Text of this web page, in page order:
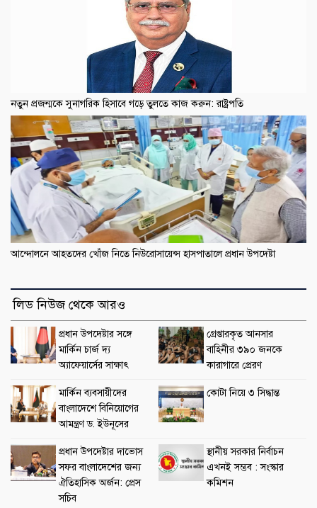
নতুন প্রজন্মকে সুনাগরিক হিসাবে গড়ে তুলতে কাজ করুন: রাষ্ট্রপতি
আন্দোলনে আহতদের খোঁজ নিতে নিউরোসায়েন্স হাসপাতালে প্রধান উপদেষ্টা
লিড নিউজ থেকে আরও
প্রধান উপদেষ্টার সঙ্গে
মার্কিন চার্জ দ্য
অ্যাফেয়ার্সের সাক্ষাৎ
গ্রেপ্তারকৃত আনসার
বাহিনীর ৩৯০ জনকে
কারাগারে প্রেরণ
মার্কিন ব্যবসায়ীদের
বাংলাদেশে বিনিয়োগের
আমন্ত্রণ ড. ইউনূসের
কোটা নিয়ে ৩ সিদ্ধান্ত
প্রধান উপদেষ্টার দাভোস
সফর বাংলাদেশের জন্য
ঐতিহাসিক অর্জন: প্রেস
সচিব
স্থানীয় সরকার নির্বাচন
এখনই সম্ভব : সংস্কার
কমিশন